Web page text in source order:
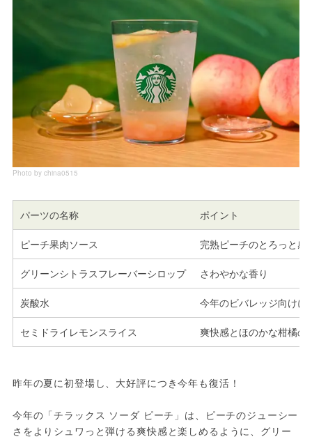
Photo by china0515
パーツの名称 ポイント
ピーチ果肉ソース 完熟ピーチのとろっと感
グリーンシトラスフレーバーシロップ さわやかな香り
炭酸水 今年のビバレッジ向けに
セミドライレモンスライス 爽快感とほのかな柑橘の
昨年の夏に初登場し、大好評につき今年も復活！
今年の「チラックス ソーダ ピーチ」は、ピーチのジューシー
さをよりシュワっと弾ける爽快感と楽しめるように、グリー